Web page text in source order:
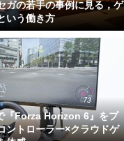
ガの若手の事例に見る，ゲ
いう働き方
『Forza Horizon 6』をプ
ントローラー×クラウドゲ